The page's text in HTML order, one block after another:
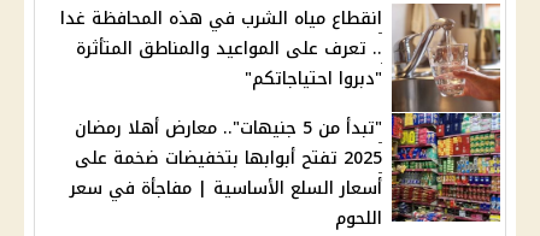
انقطاع مياه الشرب في هذه المحافظة غدا
.. تعرف على المواعيد والمناطق المتأثرة
"دبروا احتياجاتكم"
"تبدأ من 5 جنيهات".. معارض أهلا رمضان
2025 تفتح أبوابها بتخفيضات ضخمة على
أسعار السلع الأساسية | مفاجأة في سعر
اللحوم